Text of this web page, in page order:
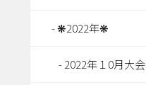
❋2022年❋
2022年１0月大会